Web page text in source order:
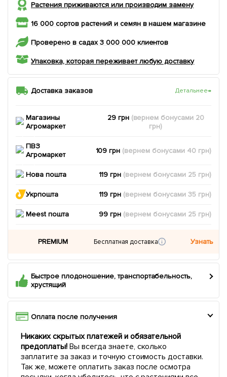
Растения приживаются или производим замену
16 000 сортов растений и семян в нашем магазине
Проверено в садах 3 000 000 клиентов
Упаковка, которая переживает любую доставку
Доставка заказов Детальнее→
Магазины
Агромаркет
29 грн (вернем бонусами 20
грн)
ПВЗ
Агромаркет
109 грн (вернем бонусами 40 грн)
Нова пошта 119 грн (вернем бонусами 25 грн)
Укрпошта 119 грн (вернем бонусами35 грн)
Meest пошта 99 грн (вернем бонусами 25 грн)
PREMIUM Бесплатная доставка Узнать
Быстрое плодоношение, транспортабельность,
хрустящий
Оплата после получения
Никаких скрытых платежей и обязательной
предоплаты!Вы всегда знаете, сколько
заплатите за заказ и точную стоимость доставки.
Так же, можете оплатить заказ после осмотра